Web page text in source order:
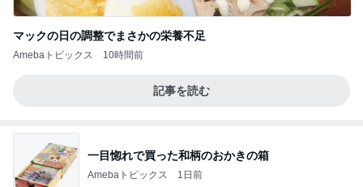
マックの日の調整でまさかの栄養不足
Amebaトピックス 10時間前
記事を読む
一目惚れで買った和柄のおかきの箱
Amebaトピックス 1日前